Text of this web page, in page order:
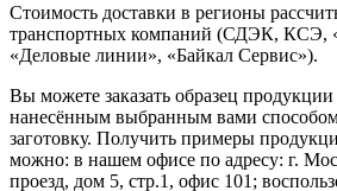
Стоимость доставки в регионы
транспортных компаний (СДЭК, КСЭ,
«Деловые линии», «Байкал Сервис»).
Вы можете заказать образец
нанесённым выбранным вами
заготовку. Получить примеры
можно: в нашем офисе по адресу: г.
проезд, дом 5, стр.1, офис 101;